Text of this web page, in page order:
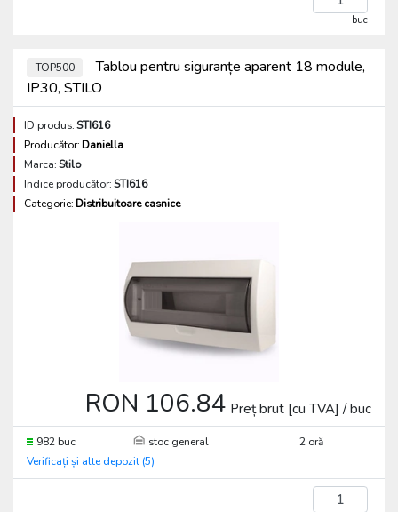
buc
TOP500
Tablou pentru siguranțe aparent 18 module,
IP30, STILO
ID produs:STI616
Producător:Daniella
Marca:Stilo
Indice producător:STI616
Categorie:Distribuitoare casnice
RON 106.84 Preț brut [cu TVA] / buc
982 buc stoc general
2 oră
Verificați și alte depozit (5)